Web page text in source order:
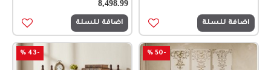
اضافة للسلة
8,498.99
اضافة للسلة
-50 %
-43 %